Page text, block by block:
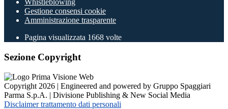
Whistleblowing
Gestione consensi cookie
Amministrazione trasparente
Pagina visualizzata 1668 volte
Sezione Copyright
Copyright 2026 | Engineered and powered by Gruppo Spaggiari
Parma S.p.A. | Divisione Publishing & New Social Media
Disclaimer trattamento dati personali